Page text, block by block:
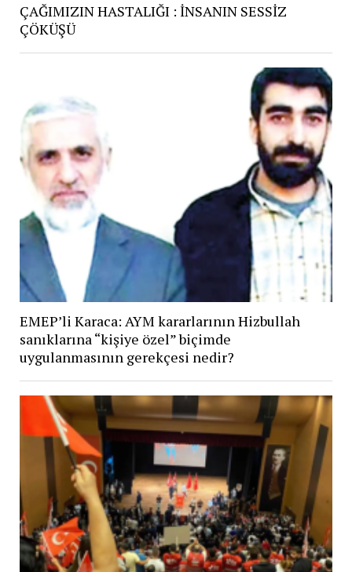
ÇAĞIMIZIN HASTALIĞI : İNSANIN SESSİZ
ÇÖKÜŞÜ
EMEP’li Karaca: AYM kararlarının Hizbullah
sanıklarına “kişiye özel” biçimde
uygulanmasının gerekçesi nedir?